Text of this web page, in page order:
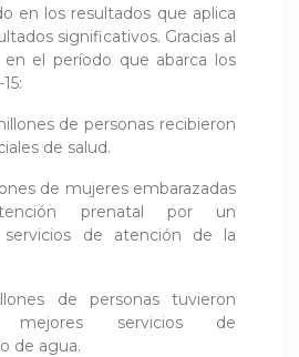
en los resultados que aplica
significativos. Gracias al
el período que abarca los
de personas recibieron
de salud.
de mujeres embarazadas
prenatal por un
de atención de la
de personas tuvieron
servicios de
de agua.